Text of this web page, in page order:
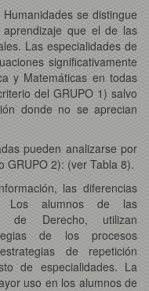
se distingue
que el de las
Las especialidades de
significativamente
y Matemáticas en todas
del GRUPO 1) salvo
donde no se aprecian
pueden analizarse por
GRUPO 2): (ver Tabla 8).
las diferencias
Los alumnos de las
de Derecho, utilizan
de los procesos
de repetición
de especialidades. La
uso en los alumnos de